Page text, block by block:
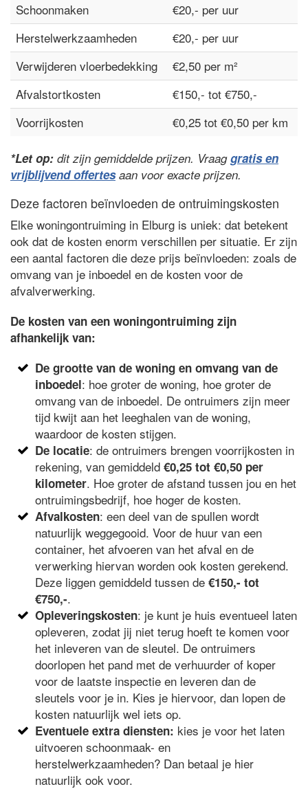
Schoonmaken
€20,- per uur
Herstelwerkzaamheden
€20,- per uur
Verwijderen vloerbedekking
€2,50 per m²
Afvalstortkosten
€150,- tot €750,-
Voorrijkosten
€0,25 tot €0,50 per km
*Let op: dit zijn gemiddelde prijzen. Vraaggratis en
vrijblijvend offertesaan voor exacte prijzen.
Deze factoren beïnvloeden de ontruimingskosten
Elke woningontruiming in Elburg is uniek: dat betekent
ook dat de kosten enorm verschillen per situatie. Er zijn
een aantal factoren die deze prijs beïnvloeden: zoals de
omvang van je inboedel en de kosten voor de
afvalverwerking.
De kosten van een woningontruiming zijn
afhankelijk van:
De grootte van de woning en omvang van de
inboedel: hoe groter de woning, hoe groter de
omvang van de inboedel. De ontruimers zijn meer
tijd kwijt aan het leeghalen van de woning,
waardoor de kosten stijgen.
De locatie: de ontruimers brengen voorrijkosten in
rekening, van gemiddeld€0,25 tot €0,50 per
kilometer. Hoe groter de afstand tussen jou en het
ontruimingsbedrijf, hoe hoger de kosten.
Afvalkosten: een deel van de spullen wordt
natuurlijk weggegooid. Voor de huur van een
container, het afvoeren van het afval en de
verwerking hiervan worden ook kosten gerekend.
Deze liggen gemiddeld tussen de€150,- tot
€750,-.
Opleveringskosten: je kunt je huis eventueel laten
opleveren, zodat jij niet terug hoeft te komen voor
het inleveren van de sleutel. De ontruimers
doorlopen het pand met de verhuurder of koper
voor de laatste inspectie en leveren dan de
sleutels voor je in. Kies je hiervoor, dan lopen de
kosten natuurlijk wel iets op.
Eventuele extra diensten: kies je voor het laten
uitvoeren schoonmaak- en
herstelwerkzaamheden? Dan betaal je hier
natuurlijk ook voor.